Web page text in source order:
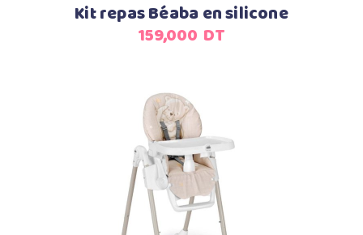
Kit repas Béaba en silicone
159,000 DT
Ajouter au panier